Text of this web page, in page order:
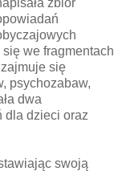
we fragmentach
się
psychozabaw,
dwa
dla dzieci oraz
swoją